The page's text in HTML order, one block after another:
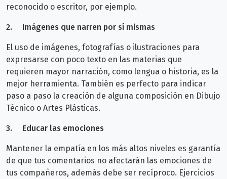
reconocido o escritor, por ejemplo.
2. Imágenes que narren por sí mismas
El uso de imágenes, fotografías o ilustraciones para
expresarse con poco texto en las materias que
requieren mayor narración, como lengua o historia, es la
mejor herramienta. También es perfecto para indicar
paso a paso la creación de alguna composición en Dibujo
Técnico o Artes Plásticas.
3. Educar las emociones
Mantener la empatía en los más altos niveles es garantía
de que tus comentarios no afectarán las emociones de
tus compañeros, además debe ser recíproco. Ejercicios